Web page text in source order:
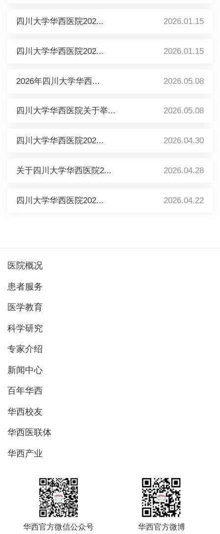
四川大学华西医院202... 2026.01.15
四川大学华西医院202... 2026.01.15
2026年四川大学华西... 2026.05.08
四川大学华西医院关于举... 2026.05.08
四川大学华西医院202... 2026.04.30
关于四川大学华西医院2... 2026.04.28
四川大学华西医院202... 2026.04.22
医院概况
患者服务
医学教育
科学研究
专家介绍
新闻中心
百年华西
华西校友
华西医联体
华西产业
华西官方微信公众号 华西官方微博